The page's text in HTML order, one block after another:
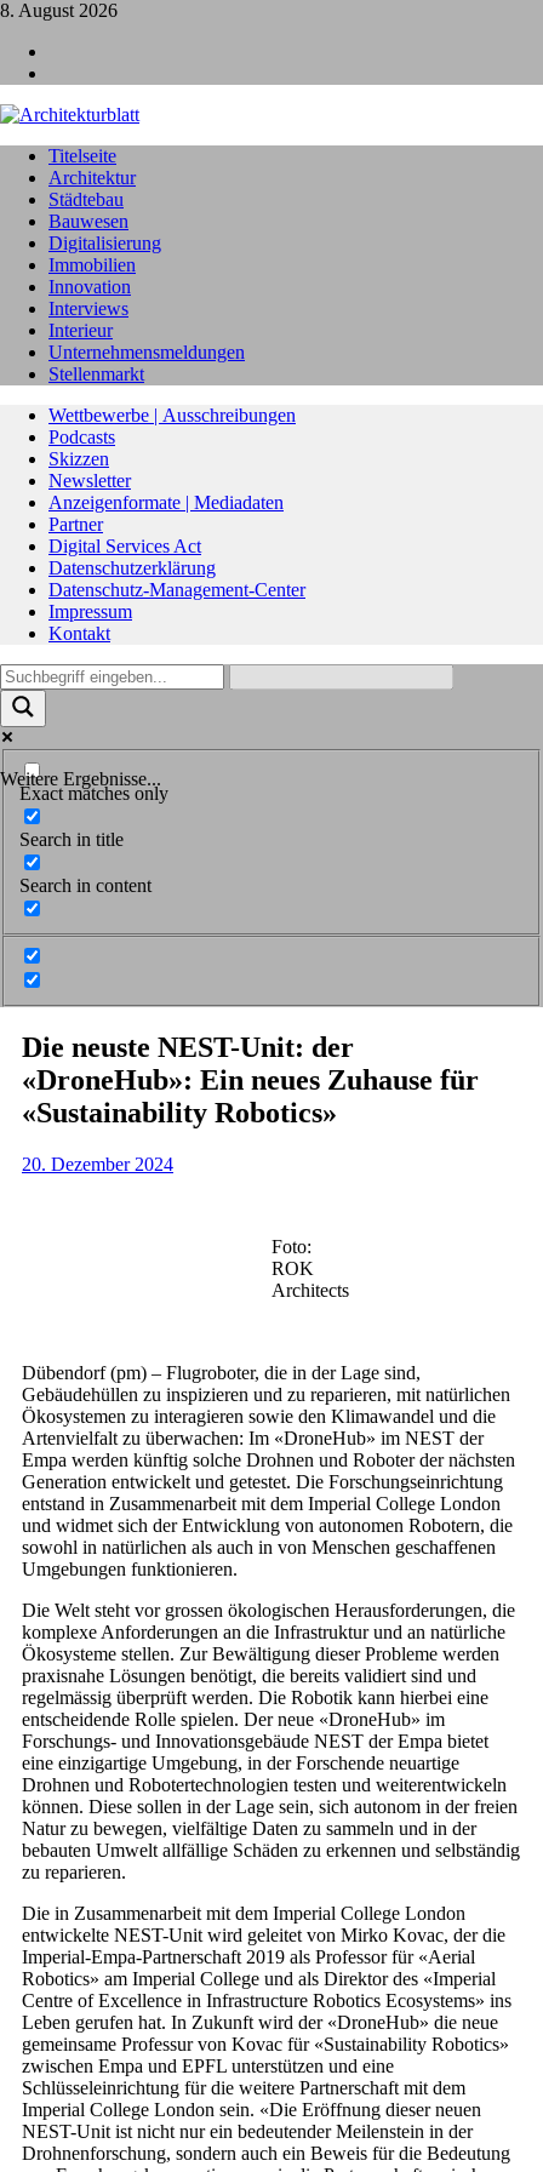
8. August 2026
Titelseite
Architektur
Städtebau
Bauwesen
Digitalisierung
Immobilien
Innovation
Interviews
Interieur
Unternehmensmeldungen
Stellenmarkt
Wettbewerbe | Ausschreibungen
Podcasts
Skizzen
Newsletter
Anzeigenformate | Mediadaten
Partner
Digital Services Act
Datenschutzerklärung
Datenschutz-Management-Center
Impressum
Kontakt
Weitere Ergebnisse...
Exact matches only
Search in title
Search in content
Die neuste NEST-Unit: der
«DroneHub»: Ein neues Zuhause für
«Sustainability Robotics»
20. Dezember 2024
Foto:
ROK
Architects
Dübendorf (pm) – Flugroboter, die in der Lage sind,
Gebäudehüllen zu inspizieren und zu reparieren, mit natürlichen
Ökosystemen zu interagieren sowie den Klimawandel und die
Artenvielfalt zu überwachen: Im «DroneHub» im NEST der
Empa werden künftig solche Drohnen und Roboter der nächsten
Generation entwickelt und getestet. Die Forschungseinrichtung
entstand in Zusammenarbeit mit dem Imperial College London
und widmet sich der Entwicklung von autonomen Robotern, die
sowohl in natürlichen als auch in von Menschen geschaffenen
Umgebungen funktionieren.
Die Welt steht vor grossen ökologischen Herausforderungen, die
komplexe Anforderungen an die Infrastruktur und an natürliche
Ökosysteme stellen. Zur Bewältigung dieser Probleme werden
praxisnahe Lösungen benötigt, die bereits validiert sind und
regelmässig überprüft werden. Die Robotik kann hierbei eine
entscheidende Rolle spielen. Der neue «DroneHub» im
Forschungs- und Innovationsgebäude NEST der Empa bietet
eine einzigartige Umgebung, in der Forschende neuartige
Drohnen und Robotertechnologien testen und weiterentwickeln
können. Diese sollen in der Lage sein, sich autonom in der freien
Natur zu bewegen, vielfältige Daten zu sammeln und in der
bebauten Umwelt allfällige Schäden zu erkennen und selbständig
zu reparieren.
Die in Zusammenarbeit mit dem Imperial College London
entwickelte NEST-Unit wird geleitet von Mirko Kovac, der die
Imperial-Empa-Partnerschaft 2019 als Professor für «Aerial
Robotics» am Imperial College und als Direktor des «Imperial
Centre of Excellence in Infrastructure Robotics Ecosystems» ins
Leben gerufen hat. In Zukunft wird der «DroneHub» die neue
gemeinsame Professur von Kovac für «Sustainability Robotics»
zwischen Empa und EPFL unterstützen und eine
Schlüsseleinrichtung für die weitere Partnerschaft mit dem
Imperial College London sein. «Die Eröffnung dieser neuen
NEST-Unit ist nicht nur ein bedeutender Meilenstein in der
Drohnenforschung, sondern auch ein Beweis für die Bedeutung